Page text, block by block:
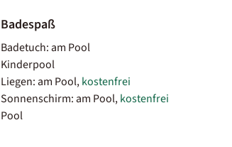
Badespaß
Badetuch: am Pool
Kinderpool
Liegen: am Pool,kostenfrei
Sonnenschirm: am Pool,kostenfrei
Pool